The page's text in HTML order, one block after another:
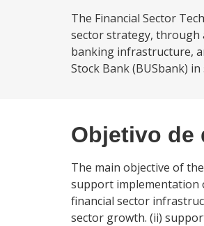
The Financial Sector
sector strategy, through
banking infrastructure,
Stock Bank (BUSbank)
Objetivo de
The main objective of
support implementation
financial sector
sector growth. (ii)